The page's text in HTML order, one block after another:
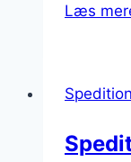
Læs
Spedition